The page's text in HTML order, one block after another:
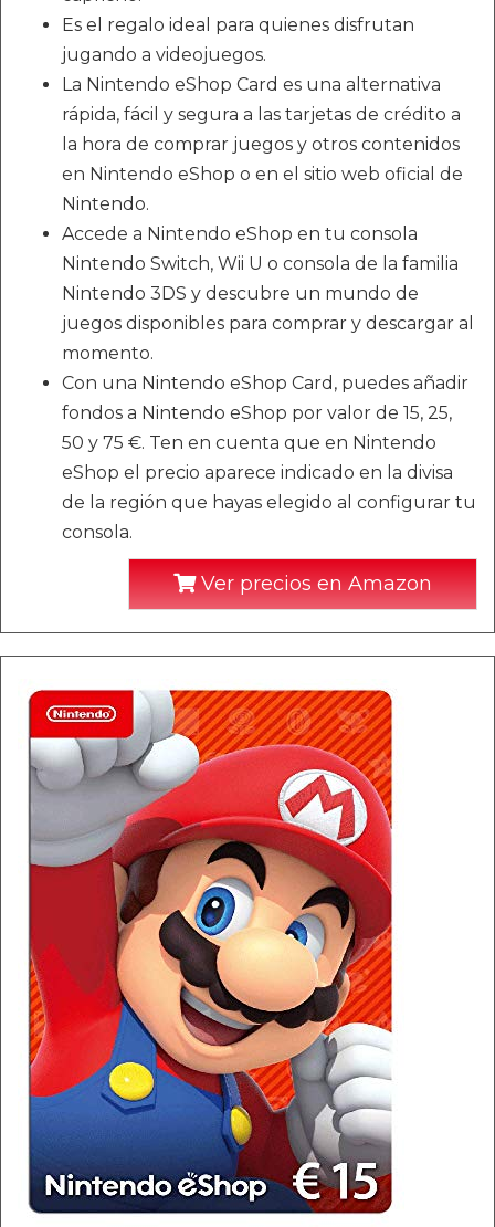
Es el regalo ideal para quienes disfrutan
jugando a videojuegos.
La Nintendo eShop Card es una alternativa
rápida, fácil y segura a las tarjetas de crédito a
la hora de comprar juegos y otros contenidos
en Nintendo eShop o en el sitio web oficial de
Nintendo.
Accede a Nintendo eShop en tu consola
Nintendo Switch, Wii U o consola de la familia
Nintendo 3DS y descubre un mundo de
juegos disponibles para comprar y descargar al
momento.
Con una Nintendo eShop Card, puedes añadir
fondos a Nintendo eShop por valor de 15, 25,
50 y 75 €. Ten en cuenta que en Nintendo
eShop el precio aparece indicado en la divisa
de la región que hayas elegido al configurar tu
consola.
Ver precios en Amazon